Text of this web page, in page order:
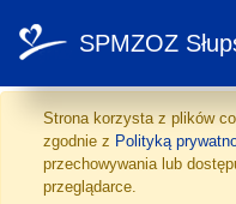
lek. med.
Strona korzysta z plików
zgodnie z Polityką
przechowywania lub
przeglądarce.
SPMZOZ